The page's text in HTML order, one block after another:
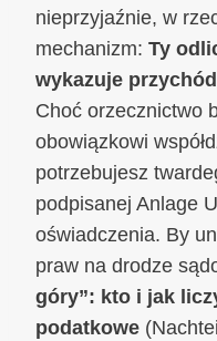
nieprzyjaźnie, w
mechanizm: Ty
wykazuje przychód
Choć orzecznictwo
obowiązkowi
potrzebujesz
podpisanej Anlage
oświadczenia. By
praw na drodze
góry”: kto i jak
podatkowe